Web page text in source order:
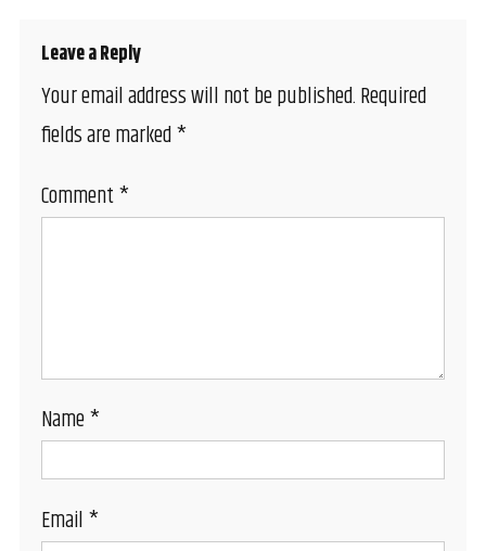
Leave a Reply
Your email address will not be published.Required
fields are marked*
Comment*
Name*
Email*